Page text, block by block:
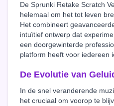
De Sprunki Retake Scratch
helemaal om het tot leven
Het combineert
intuïtief ontwerp dat
een doorgewinterde
platform heeft voor iedereen
De Evolutie van
In de snel veranderende
het cruciaal om voorop te